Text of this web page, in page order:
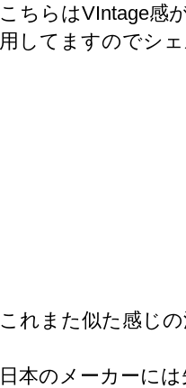
こちらはVIntage感
用してますのでシ
これまた似た感じ
日本のメーカーに